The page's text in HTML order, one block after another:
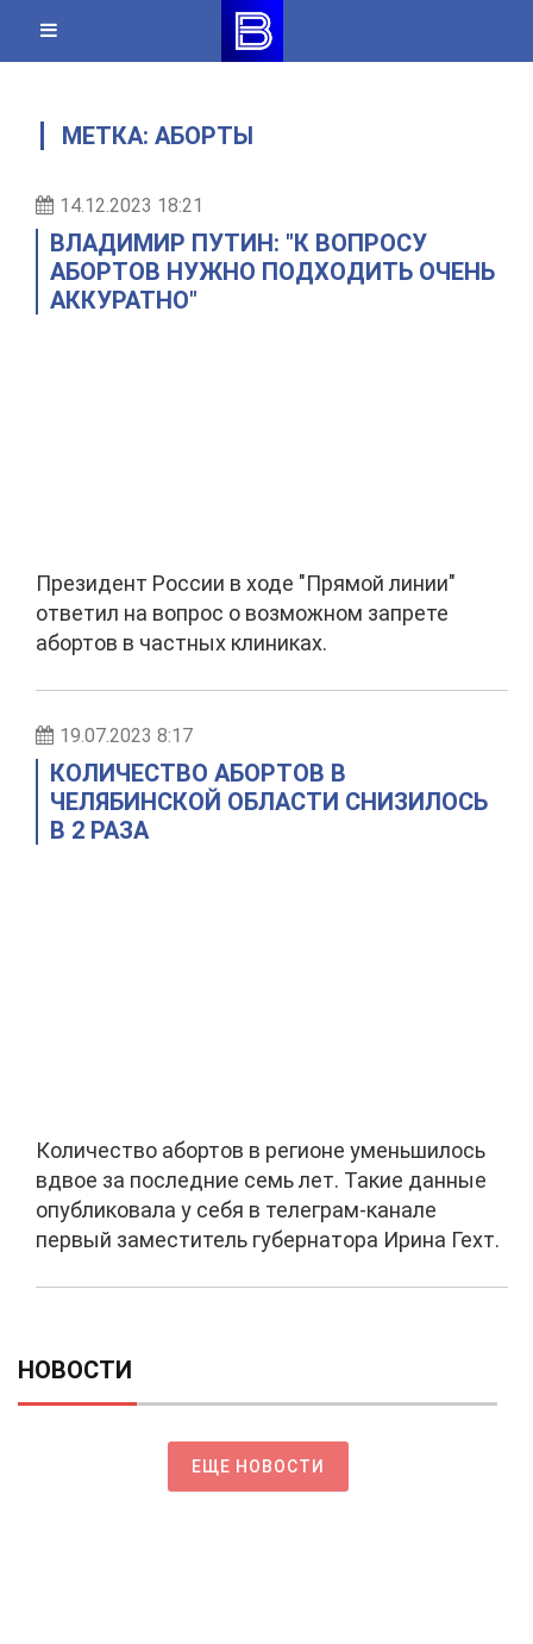
content
МЕТКА:АБОРТЫ
14.12.2023 18:21
ВЛАДИМИР ПУТИН: "К ВОПРОСУ
АБОРТОВ НУЖНО ПОДХОДИТЬ ОЧЕНЬ
АККУРАТНО"
Президент России в ходе "Прямой линии"
ответил на вопрос о возможном запрете
абортов в частных клиниках.
19.07.2023 8:17
КОЛИЧЕСТВО АБОРТОВ В
ЧЕЛЯБИНСКОЙ ОБЛАСТИ СНИЗИЛОСЬ
В 2 РАЗА
Количество абортов в регионе уменьшилось
вдвое за последние семь лет. Такие данные
опубликовала у себя в телеграм-канале
первый заместитель губернатора Ирина Гехт.
НОВОСТИ
ЕЩЕ НОВОСТИ